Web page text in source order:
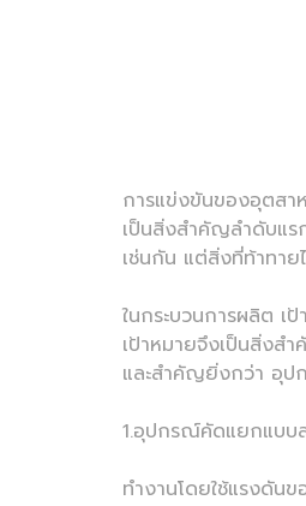
การแข่งขันของอุตสา
เป็นสิ่งสำคัญลำดับแร
เช่นกัน แต่สิ่งที่ท้าทา
ในกระบวนการผลิต เ
เป้าหมายจึงเป็นสิ่งส
และสำคัญยิ่งกว่า อุป
1.อุปกรณ์คัดแยกแบบ
ทำงานโดยใช้แรงดัน